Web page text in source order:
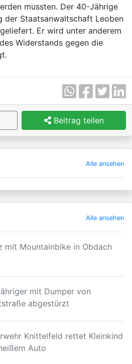
mussten. Der 40-Jährige
der Staatsanwaltschaft Leoben
Er wird unter anderem
Widerstands gegen die
Beitrag teilen
Alle ansehen
Alle ansehen
mit Mountainbike in Obdach
mit Dumper von
abgestürzt
Knittelfeld rettet Kleinkind
Auto